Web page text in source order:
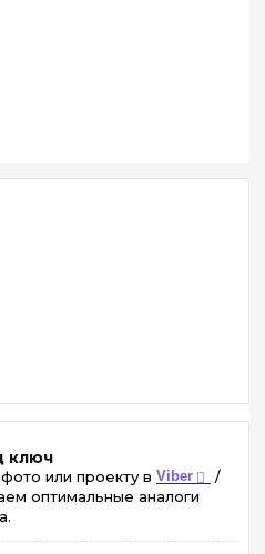
ключ
или проекту в Viber /
оптимальные аналоги